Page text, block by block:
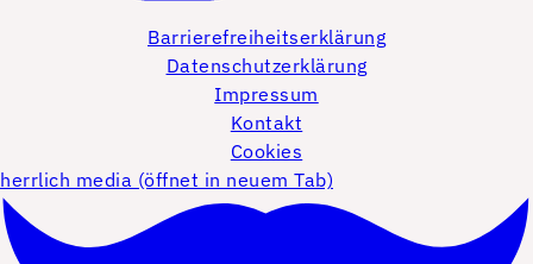
Barrierefreiheitserklärung
Datenschutzerklärung
Impressum
Kontakt
Cookies
herrlich media (öffnet in neuem Tab)